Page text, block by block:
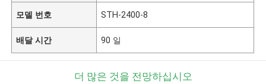
모델 번호 STH-2400-8
배달 시간 90 일
더 많은 것을 전망하십시오